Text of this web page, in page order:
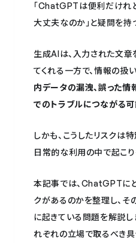
「ChatGPTは便利だけれ
大丈夫なのか」と疑問を持
生成AIは、入力された文
てくれる一方で、情報の扱
内データの漏洩、誤った
でのトラブルにつながる
しかも、こうしたリスクは
日常的な利用の中で起こり
本記事では、ChatGPTに
クがあるのかを整理し、
に起きている問題を解説し
れぞれの立場で取るべき